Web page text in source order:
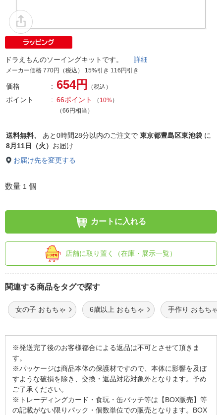
ドラえもんのソーイングキットです。 詳細
メーカー価格 770円（税込） 15%引き 116円引き
価格 654円 （税込）
ポイント 66ポイント （ 10%）
（66円相当）
送料無料、 あと0時間28分以内のご注文で 東京都豊島区東池袋 に
8月11日（火） お届け
お届け先を変更する
数量 1 個
カートに入れる
店舗に取り置く（在庫・展示一覧）
関連する商品をタグで探す
女の子 おもちゃ 6歳以上 おもちゃ 手作り おもちゃ
※発送完了後のお客様都合による返品は不可とさせて頂きま
す。
※パッケージは商品本体の保護材ですので、本体に影響を及ぼ
すような破損を除き、交換・返品対応対象外となります。予め
ご了承ください。
※トレーディングカード・食玩・缶バッチ等は【BOX販売】等
の記載がない限りパック・個数単位での販売となります。BOX